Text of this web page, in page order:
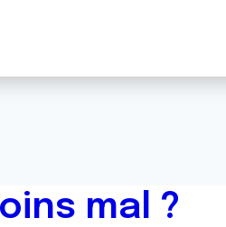
mal ?